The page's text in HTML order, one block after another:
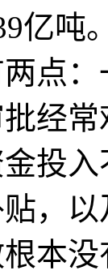
亿吨
点
经
投
，
本